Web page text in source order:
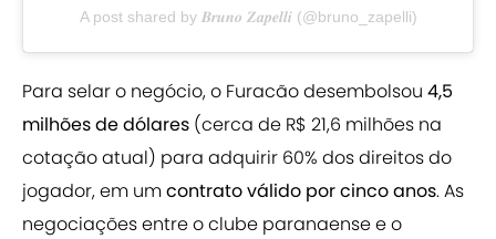
A post shared by 𝑩𝒓𝒖𝒏𝒐 𝒁𝒂𝒑𝒆𝒍𝒍𝒊 (@bruno_zapelli)
Para selar o negócio, o Furacão desembolsou 4,5
milhões de dólares (cerca de R$ 21,6 milhões na
cotação atual) para adquirir 60% dos direitos do
jogador, em umcontrato válido por cinco anos. As
negociações entre o clube paranaense e o